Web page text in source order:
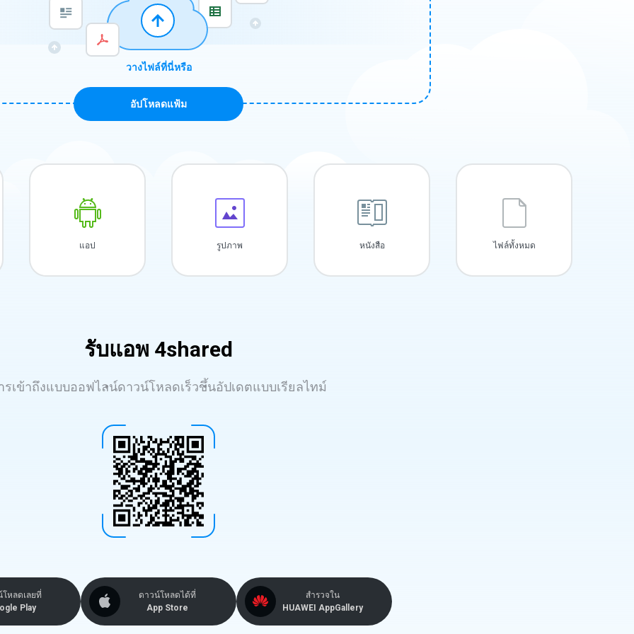
วางไฟล์ที่นี่หรือ
อัปโหลดแฟ้ม
แอป รูปภาพ หนังสือ ไฟล์ทั้งหมด
รับแอพ 4shared
รเข้าถึงแบบออฟไลน์ดาวน์โหลดเร็วขึ้นอัปเดตแบบเรียลไทม์
โหลดเลยที่
Play
ดาวน์โหลดได้ที่
App Store
สำรวจใน
HUAWEI AppGallery